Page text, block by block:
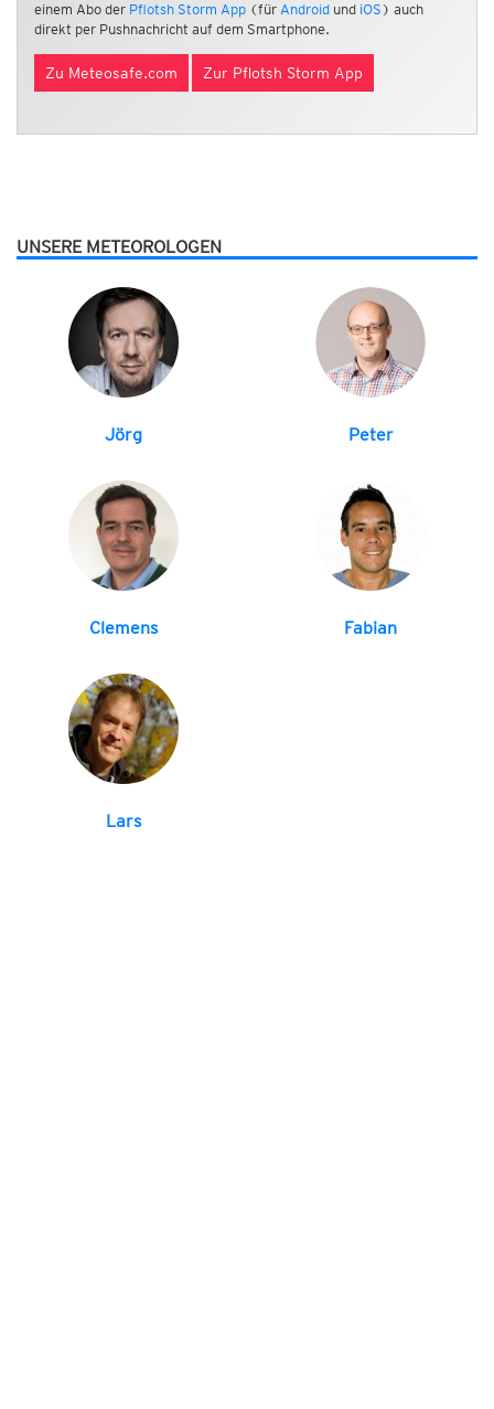
einem Abo der Pflotsh Storm App (für Android und iOS ) auch
direkt per Pushnachricht auf dem Smartphone.
Zu Meteosafe.com Zur Pflotsh Storm App
UNSERE METEOROLOGEN
Jörg Peter
Clemens Fabian
Lars